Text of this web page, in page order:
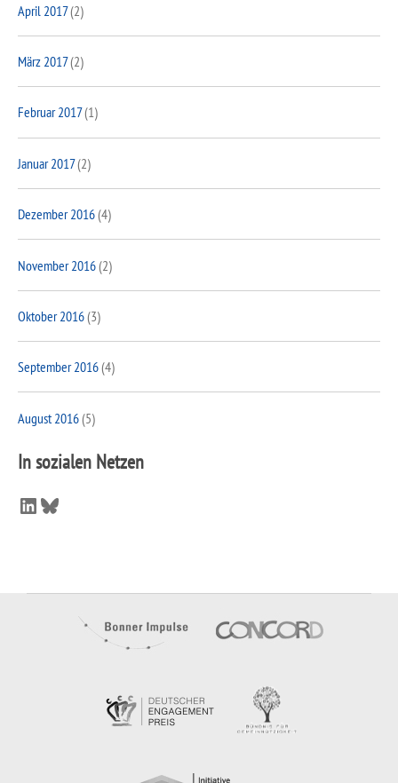
April 2017(2)
März 2017(2)
Februar 2017(1)
Januar 2017(2)
Dezember 2016(4)
November 2016(2)
Oktober 2016(3)
September 2016(4)
August 2016(5)
In sozialen Netzen
LinkedIn
Bluesky